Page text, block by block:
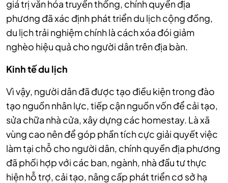
giá trị văn hóa truyền thống, chính quyền địa
phương đã xác định phát triển du lịch cộng đồng,
du lịch trải nghiệm chính là cách xóa đói giảm
nghèo hiệu quả cho người dân trên địa bàn.
Kinh tế du lịch
Vì vậy, người dân đã được tạo điều kiện trong đào
tạo nguồn nhân lực, tiếp cận nguồn vốn để cải tạo,
sửa chữa nhà cửa, xây dựng các homestay. Là xã
vùng cao nên để góp phần tích cực giải quyết việc
làm tại chỗ cho người dân, chính quyền địa phương
đã phối hợp với các ban, ngành, nhà đầu tư thực
hiện hỗ trợ, cải tạo, nâng cấp phát triển cơ sở hạ